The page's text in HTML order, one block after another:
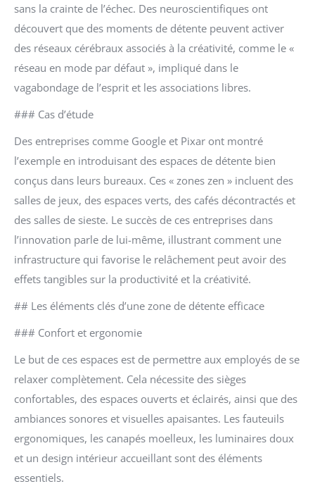
sans la crainte de l’échec. Des neuroscientifiques ont
découvert que des moments de détente peuvent activer
des réseaux cérébraux associés à la créativité, comme le «
réseau en mode par défaut », impliqué dans le
vagabondage de l’esprit et les associations libres.
### Cas d’étude
Des entreprises comme Google et Pixar ont montré
l’exemple en introduisant des espaces de détente bien
conçus dans leurs bureaux. Ces « zones zen » incluent des
salles de jeux, des espaces verts, des cafés décontractés et
des salles de sieste. Le succès de ces entreprises dans
l’innovation parle de lui-même, illustrant comment une
infrastructure qui favorise le relâchement peut avoir des
effets tangibles sur la productivité et la créativité.
## Les éléments clés d’une zone de détente efficace
### Confort et ergonomie
Le but de ces espaces est de permettre aux employés de se
relaxer complètement. Cela nécessite des sièges
confortables, des espaces ouverts et éclairés, ainsi que des
ambiances sonores et visuelles apaisantes. Les fauteuils
ergonomiques, les canapés moelleux, les luminaires doux
et un design intérieur accueillant sont des éléments
essentiels.